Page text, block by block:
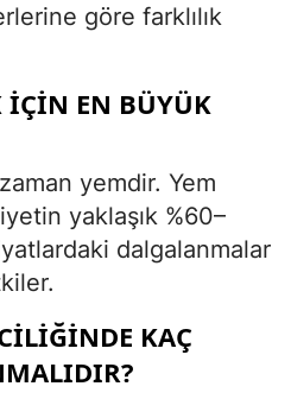
göre farklılık
IÇIN EN BÜYÜK
yemdir. Yem
yaklaşık %60–
dalgalanmalar
KAÇ